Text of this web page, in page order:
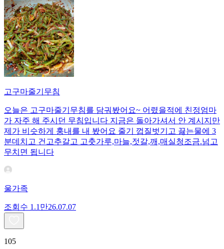
고구마줄기무침
오늘은 고구마줄기무침를 담궈봤어요~ 어렸을적에 친정엄마
가 자주 해 주시던 무침입니다 지금은 돌아가셔서 안 계시지만
제가 비슷하게 훙내를 내 봤어요 줄기 껍질벗기고 끓는물에 3
분데치고 건고추갈고 고춧가루,마늘,젓갈,깨,매실청조금.넘고
무치면 됩니다
울가족
조회수 1.1만26.07.07
105